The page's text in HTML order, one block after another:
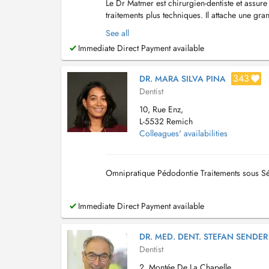
Le Dr Matmer est chirurgien-dentiste et
traitements plus techniques. Il attache une
Disponible et à lécoute, il veille à expliquer...
See all
Immediate Direct Payment available
DR. MARA SILVA PINA 343
Dentist
10, Rue Enz,
L-5532 Remich
Colleagues' availabilities
Omnipratique Pédodontie Traitements sous
Immediate Direct Payment available
DR. MED. DENT. STEFAN SENDER
Dentist